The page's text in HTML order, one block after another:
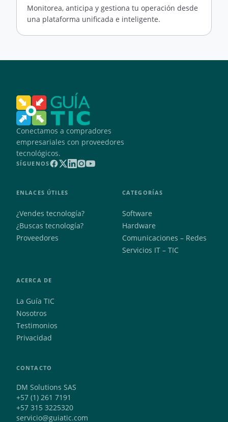
Monitorea, anticipa y gestiona tu operación desde
una plataforma unificada e inteligente.
Conectamos a compradores
empresariales con proveedores
tecnológicos.
SÍGUENOS
ENLACES ÚTILES
¿Vendes tecnología?
¿Buscas tecnología?
Proveedores
CATEGORÍAS
Software
Hardware
Comunicaciones – Redes
Servicios IT – TIC
ACERCA DE
La Guía TIC
Nosotros
Testimonios
Privacidad
CONTACTO
DM Solutions SAS
+57 (1) 261 7191
+57 315 3225320
servicio@guiatic.com